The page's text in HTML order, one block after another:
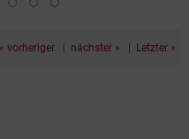
« vorheriger | nächster » | Letzter »